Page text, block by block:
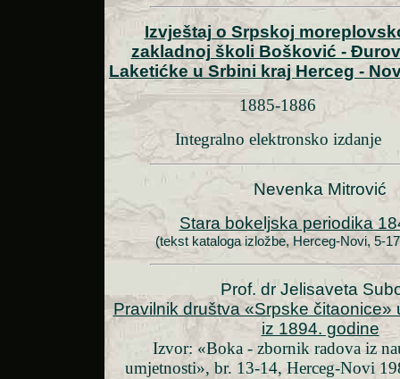
Izvještaj o Srpskoj
zakladnoj školi Bošković -
Laketićke u Srbini kraj Herceg -
1885-1886
Integralno elektronsko izdanje
Nevenka Mitrović
Stara bokeljska periodika
(tekst kataloga izložbe, Herceg-Novi, 5-
Prof. dr Jelisaveta
Pravilnik društva «Srpske čitaonice»
iz 1894. godine
Izvor: «Boka - zbornik radova iz
umjetnosti», br. 13-14, Herceg-Novi